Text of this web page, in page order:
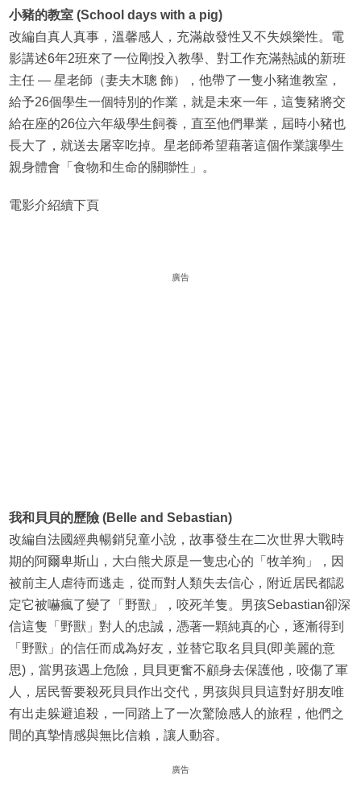
小豬的教室 (School days with a pig)
改編自真人真事，溫馨感人，充滿啟發性又不失娛樂性。電
影講述6年2班來了一位剛投入教學、對工作充滿熱誠的新班
主任 — 星老師（妻夫木聰 飾），他帶了一隻小豬進教室，
給予26個學生一個特別的作業，就是未來一年，這隻豬將交
給在座的26位六年級學生飼養，直至他們畢業，屆時小豬也
長大了，就送去屠宰吃掉。星老師希望藉著這個作業讓學生
親身體會「食物和生命的關聯性」。
電影介紹續下頁
廣告
我和貝貝的歷險 (Belle and Sebastian)
改編自法國經典暢銷兒童小說，故事發生在二次世界大戰時
期的阿爾卑斯山，大白熊犬原是一隻忠心的「牧羊狗」，因
被前主人虐待而逃走，從而對人類失去信心，附近居民都認
定它被嚇瘋了變了「野獸」，咬死羊隻。男孩Sebastian卻深
信這隻「野獸」對人的忠誠，憑著一顆純真的心，逐漸得到
「野獸」的信任而成為好友，並替它取名貝貝(即美麗的意
思)，當男孩遇上危險，貝貝更奮不顧身去保護他，咬傷了軍
人，居民誓要殺死貝貝作出交代，男孩與貝貝這對好朋友唯
有出走躲避追殺，一同踏上了一次驚險感人的旅程，他們之
間的真摯情感與無比信賴，讓人動容。
廣告